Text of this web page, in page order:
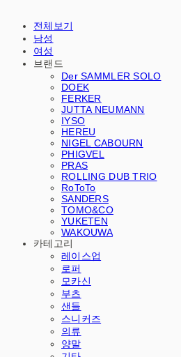
전체보기
남성
여성
브랜드
Der SAMMLER SOLO
DOEK
FERKER
JUTTA NEUMANN
IYSO
HEREU
NIGEL CABOURN
PHIGVEL
PRAS
ROLLING DUB TRIO
RoToTo
SANDERS
TOMO&CO
YUKETEN
WAKOUWA
카테고리
레이스업
로퍼
모카신
부츠
샌들
스니커즈
의류
양말